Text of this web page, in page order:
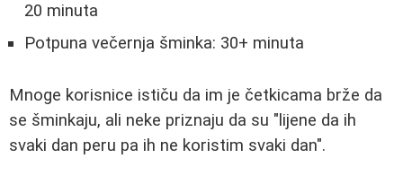
20 minuta
Potpuna večernja šminka: 30+ minuta
Mnoge korisnice ističu da im je četkicama brže da
se šminkaju, ali neke priznaju da su "lijene da ih
svaki dan peru pa ih ne koristim svaki dan".